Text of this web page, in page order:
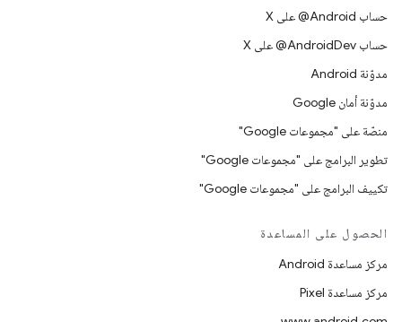
حساب ‎@Android على X
حساب ‎@AndroidDev على X
مدوّنة Android
مدوّنة أمان Google
منصّة على "مجموعات Google"
تطوير البرامج على "مجموعات Google"
تكييف البرامج على "مجموعات Google"
الحصول على المساعدة
مركز مساعدة Android
مركز مساعدة Pixel